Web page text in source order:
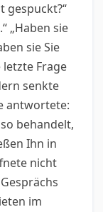
gespuckt?“
„Haben sie
sie Sie
Frage
senkte
antwortete:
behandelt,
Ihn in
nicht
im